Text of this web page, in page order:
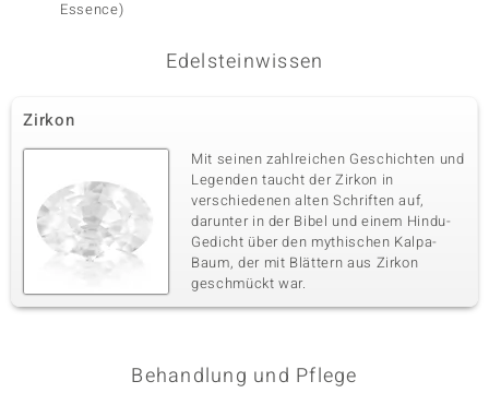
Essence)
Edelsteinwissen
Zirkon
Mit seinen zahlreichen Geschichten und
Legenden taucht der Zirkon in
verschiedenen alten Schriften auf,
darunter in der Bibel und einem Hindu-
Gedicht über den mythischen Kalpa-
Baum, der mit Blättern aus Zirkon
geschmückt war.
Behandlung und Pflege